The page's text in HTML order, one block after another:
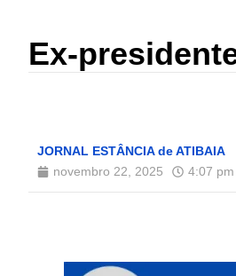
Ex-
JORNAL ESTÂNCIA de ATIBAIA
novembro 22, 2025
4:07 pm